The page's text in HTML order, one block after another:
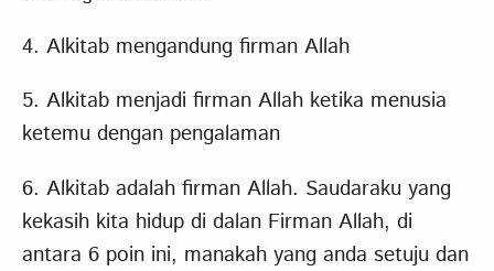
4. Alkitab mengandung firman Allah
5. Alkitab menjadi firman Allah ketika menusia
ketemu dengan pengalaman
6. Alkitab adalah firman Allah. Saudaraku yang
kekasih kita hidup di dalan Firman Allah, di
antara 6 poin ini, manakah yang anda setuju dan